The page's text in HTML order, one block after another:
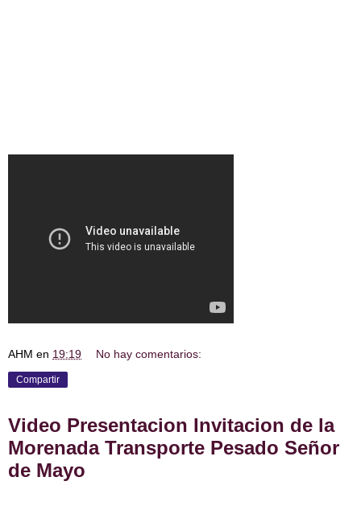
AHM en 19:19 No hay comentarios:
Compartir
Video Presentacion Invitacion de la
Morenada Transporte Pesado Señor
de Mayo